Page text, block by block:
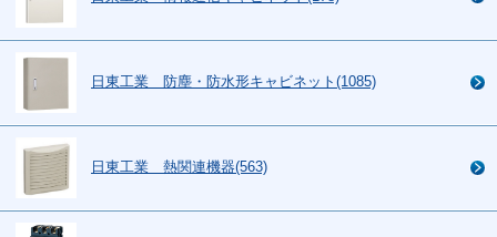
日東工業 防塵・防水形キャビネット(1085)
日東工業 熱関連機器(563)